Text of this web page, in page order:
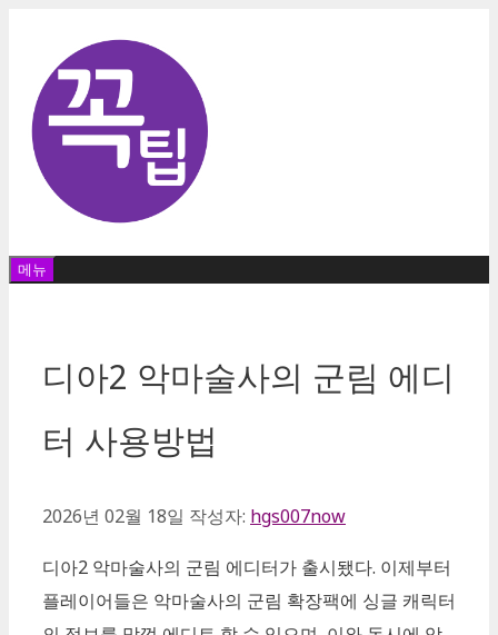
기메뉴
디아2 악마술사의 군림 에디
터 사용방법
2026년 02월 18일 작성자: hgs007now
디아2 악마술사의 군림 에디터가 출시됐다. 이제부터
플레이어들은 악마술사의 군림 확장팩에 싱글 캐릭터